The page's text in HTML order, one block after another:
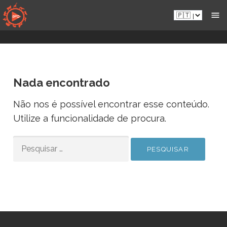
Aceder
diretamente
ao
conteúdo
Pt.sportsmansparadiseonline.com
Nada encontrado
Não nos é possível encontrar esse conteúdo.
Utilize a funcionalidade de procura.
POR: